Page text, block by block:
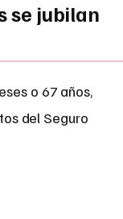
se jubilan
o 67 años,
del Seguro